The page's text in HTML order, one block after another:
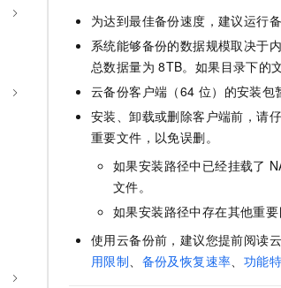
为达到最佳备份速度，建议运行
系统能够备份的数据规模取决于
总数据量为 8TB。如果目录下的
云备份客户端（64 位）的安装包
安装、卸载或删除客户端前，请
重要文件，以免误删。
如果安装路径中已经挂载了
文件。
如果安装路径中存在其他重
使用云备份前，建议您提前阅读
用限制、 备份及恢复速率、 功能
能看、能想、能动手的多模态智能体模型
Qwen3-VL-Plus
视觉 Coding、空间感知、多模态思考等全面升级
大模型服务
千问AI平台-Token Plan
千问AI平台-模型体验
在线体验全尺寸、多种模态的模型效果
云原生大数据计算服务 MaxCompute
面向分析的企业级SaaS模式云数据仓库
解决方案免费试用 新老同享
最高领取价值200元试用点，立即开启云上创新
AI 产品 免费试用
1亿+ 大模型 tokens 和 30+ 款产品免费体验
140+云产品 免费试用
大模型ACA认证体验
助力企业全员 AI 认知与能力提升
电子合同
Tableau 订阅
AI空中课堂在线直播课堂（旗舰版）
生态解决方案
行业生态解决方案
开发者生态解决方案
天池大赛
AI 算法大赛
云开发大赛
入门学习赛